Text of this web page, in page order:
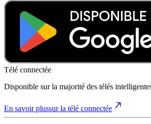
Télé connectée
Disponible sur la majorité des télés
En savoir plussur la télé connectée